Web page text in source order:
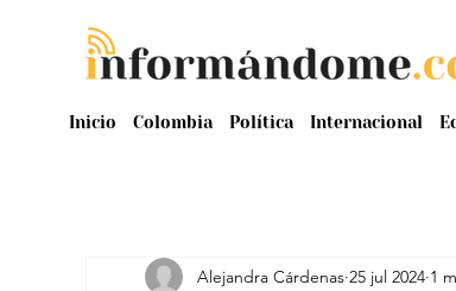
Inicio Colombia Política Internacional
Alejandra Cárdenas 25 jul 2024 1